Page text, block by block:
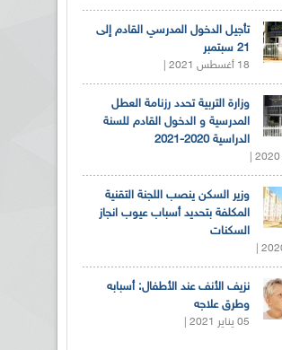
تأجيل الدخول المدرسي القادم إلى
21 سبتمبر
18 أغسطس 2021 |
وزارة التربية تحدد رزنامة العطل
المدرسية و الدخول القادم للسنة
الدراسية 2020-2021
وزير السكن ينصب اللجنة التقنية
المكلفة بتحديد أسباب عيوب انجاز
السكنات
نزيف الأنف عند الأطفال: أسبابه
وطرق علاجه
05 يناير 2021 |